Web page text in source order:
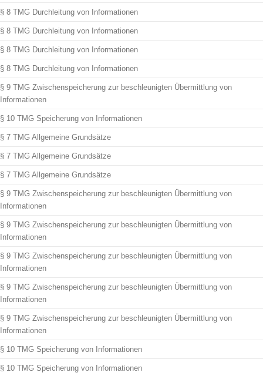
§ 8 TMG Durchleitung von Informationen
§ 8 TMG Durchleitung von Informationen
§ 8 TMG Durchleitung von Informationen
§ 8 TMG Durchleitung von Informationen
§ 9 TMG Zwischenspeicherung zur beschleunigten Übermittlung von
Informationen
§ 10 TMG Speicherung von Informationen
§ 7 TMG Allgemeine Grundsätze
§ 7 TMG Allgemeine Grundsätze
§ 7 TMG Allgemeine Grundsätze
§ 9 TMG Zwischenspeicherung zur beschleunigten Übermittlung von
Informationen
§ 9 TMG Zwischenspeicherung zur beschleunigten Übermittlung von
Informationen
§ 9 TMG Zwischenspeicherung zur beschleunigten Übermittlung von
Informationen
§ 9 TMG Zwischenspeicherung zur beschleunigten Übermittlung von
Informationen
§ 9 TMG Zwischenspeicherung zur beschleunigten Übermittlung von
Informationen
§ 10 TMG Speicherung von Informationen
§ 10 TMG Speicherung von Informationen